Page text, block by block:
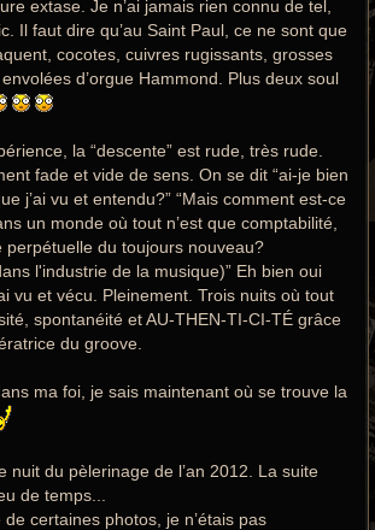
extase. Je n’ai jamais rien connu de tel,
Il faut dire qu’au Saint Paul, ce ne sont que
cocotes, cuivres rugissants, grosses
d’orgue Hammond. Plus deux soul
la “descente” est rude, très rude.
fade et vide de sens. On se dit “ai-je bien
j’ai vu et entendu?” “Mais comment est-ce
un monde où tout n’est que comptabilité,
perpétuelle du toujours nouveau?
l'industrie de la musique)” Eh bien oui
vu et vécu. Pleinement. Trois nuits où tout
spontanéité et AU-THEN-TI-CI-TÉ grâce
du groove.
ma foi, je sais maintenant où se trouve la
nuit du pèlerinage de l’an 2012. La suite
de temps...
certaines photos, je n’étais pas